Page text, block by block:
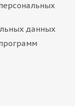
данных